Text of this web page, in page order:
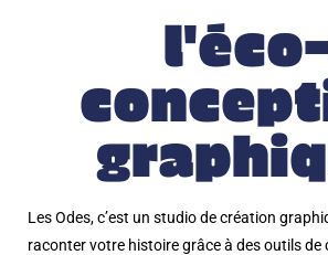
Les Odes, c’est un studio de création
raconter votre histoire grâce à des outils